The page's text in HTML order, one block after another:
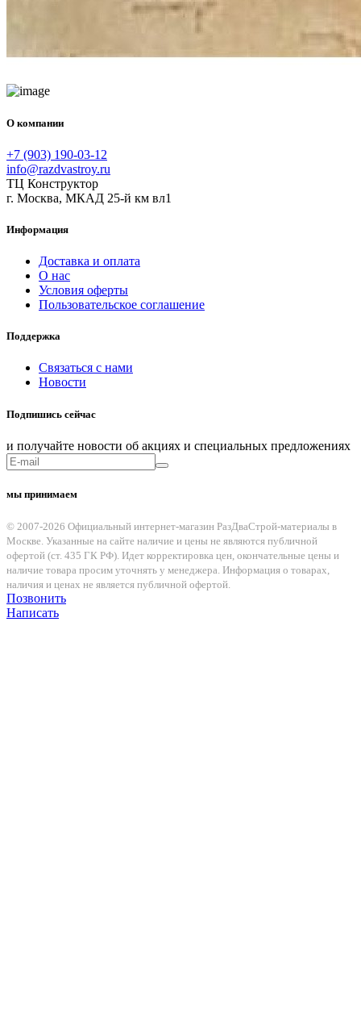
О компании
+7 (903) 190-03-12
info@razdvastroy.ru
ТЦ Конструктор
г. Москва, МКАД 25-й км вл1
Информация
Доставка и оплата
О нас
Условия оферты
Пользовательское соглашение
Поддержка
Связаться с нами
Новости
Подпишись сейчас
и получайте новости об акциях и специальных предложениях
мы принимаем
© 2007-2026 Официальный интернет-магазин РазДваСтрой-материалы в
Москве. Указанные на сайте наличие и цены не являются публичной
офертой (ст. 435 ГК РФ). Идет корректировка цен, окончательные цены и
наличие товара просим уточнять у менеджера. Информация о товарах,
наличия и ценах не является публичной офертой.
Позвонить
Написать